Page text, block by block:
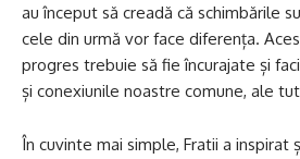
au început să creadă că schimbările
cele din urmă vor face diferența.
progres trebuie să fie încurajate și
și conexiunile noastre comune, ale
În cuvinte mai simple, Fratii a inspirat